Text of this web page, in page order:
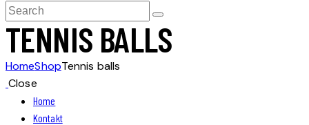
TENNIS BALLS
HomeShopTennis balls
Close
Home
Kontakt